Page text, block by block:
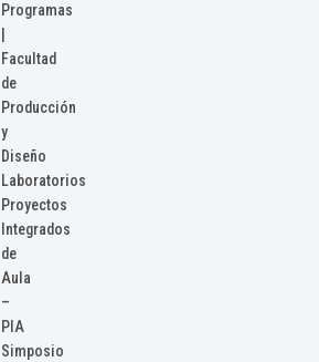
Programas
Facultad
de
Producción
y
Diseño
Laboratorios
Proyectos
Integrados
de
Aula
–
PIA
Simposio